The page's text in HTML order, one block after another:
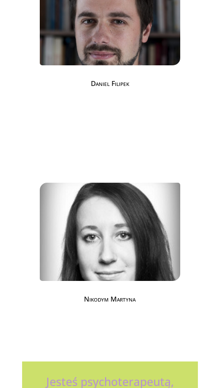
Daniel Filipek
Nikodym Martyna
Jesteś psychoterapeutą,